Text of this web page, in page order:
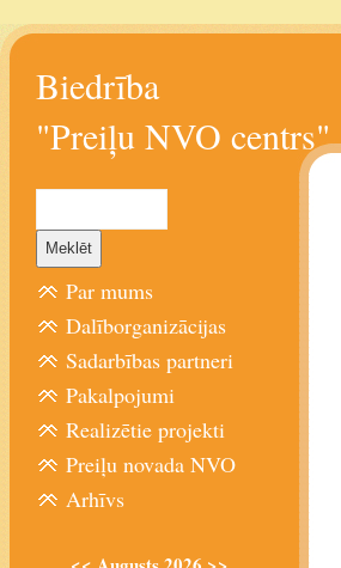
Biedrība
"Preiļu NVO centrs"
Par mums
Dalīborganizācijas
Sadarbības partneri
Pakalpojumi
Realizētie projekti
Preiļu novada NVO
Arhīvs